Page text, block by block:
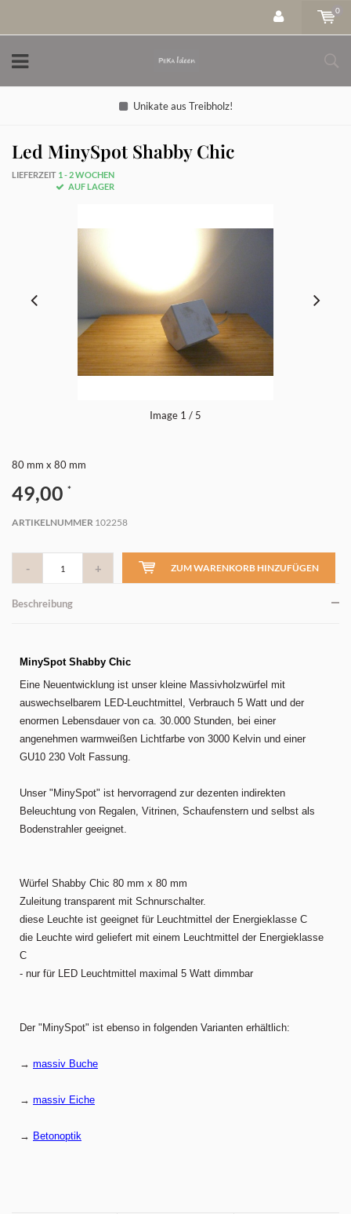
0
Unikate aus Treibholz!
Led MinySpot Shabby Chic
LIEFERZEIT 1 - 2 WOCHEN
AUF LAGER
Image 1 / 5
80 mm x 80 mm
49,00 *
ARTIKELNUMMER 102258
- + ZUM WARENKORB HINZUFÜGEN
Beschreibung
MinySpot Shabby Chic
Eine Neuentwicklung ist unser kleine Massivholzwürfel mit
auswechselbarem LED-Leuchtmittel, Verbrauch 5 Watt und der
enormen Lebensdauer von ca. 30.000 Stunden, bei einer
angenehmen warmweißen Lichtfarbe von 3000 Kelvin und einer
GU10 230 Volt Fassung.
Unser "MinySpot" ist hervorragend zur dezenten indirekten
Beleuchtung von Regalen, Vitrinen, Schaufenstern und selbst als
Bodenstrahler geeignet.
Würfel Shabby Chic 80 mm x 80 mm
Zuleitung transparent mit Schnurschalter.
diese Leuchte ist geeignet für Leuchtmittel der Energieklasse C
die Leuchte wird geliefert mit einem Leuchtmittel der Energieklasse
C
- nur für LED Leuchtmittel maximal 5 Watt dimmbar
Der "MinySpot" ist ebenso in folgenden Varianten erhältlich:
→ massiv Buche
→ massiv Eiche
→ Betonoptik